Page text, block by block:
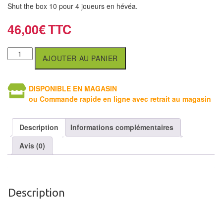
Echiquier
pour
aveugles
Logiciels
d'échecs
Livres
en
anglais
français
Shut the box 10 pour 4 joueurs en hévéa.
46,00€
AJOUTER AU PANIER
DISPONIBLE EN MAGASIN
ou Commande rapide en ligne avec retrait au magasin
Description
Informations complémentaires
Avis (0)
Description